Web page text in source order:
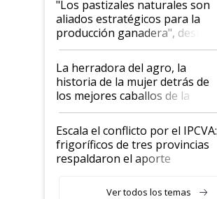
para el agro en Argentina, con
foco en la carne
"Los pastizales naturales son
aliados estratégicos para la
producción ganadera", destaca
la iniciativa que ya reúne a 46
establecimientos en Argentina
La herradora del agro, la
historia de la mujer detrás de
los mejores caballos de la
Argentina y los mitos que
todavía hacen sufrir a estos
animales: "Mientras me
descalificaban, yo seguí
haciendo currículum"
Escala el conflicto por el IPCVA:
frigoríficos de tres provincias
respaldaron el aporte
Ver todos los temas